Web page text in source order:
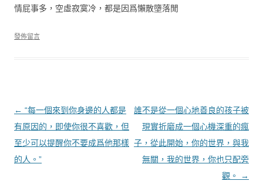
情屁事多，空虛寂寞冷，都是因爲懶散墮落閒
發佈留言
文章導覽
← “每一個來到你身邊的人都是
有原因的，即使你很不喜歡，但
至少可以提醒你不要成爲他那樣
的人。”
誰不是從一個心地善良的孩子被
現實折磨成一個心機深重的瘋
子，從此開始，你的世界，與我
無關，我的世界，你也只配旁
觀。
→